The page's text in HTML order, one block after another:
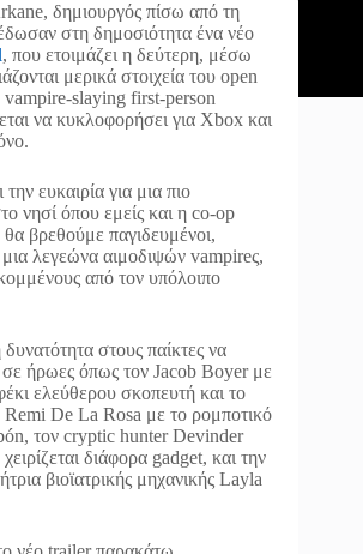
δημιουργός πίσω από τη
στη δημοσιότητα ένα νέο
, που ετοιμάζει η δεύτερη, μέσω
μερικά στοιχεία του open
slaying first-person
να κυκλοφορήσει για Xbox και
ευκαιρία για μια πιο
νησί όπου εμείς και η co-op
βρεθούμε παγιδευμένοι,
λεγεώνα αιμοδιψών vampireς,
από τον υπόλοιπο
δυνατότητα στους παίκτες να
σε ήρωες όπως τον Jacob Boyer με
ελεύθερου σκοπευτή και το
Remi De La Rosa με το ρομποτικό
τον cryptic hunter Devinder
διάφορα gadget, και την
βιοϊατρικής μηχανικής Layla